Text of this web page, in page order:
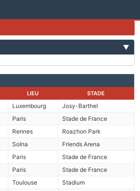
▼
LIEU STADE
Luxembourg
Josy-Barthel
Paris
Stade de France
Rennes
Roazhon Park
Solna
Friends Arena
Paris
Stade de France
Paris
Stade de France
Toulouse
Stadium